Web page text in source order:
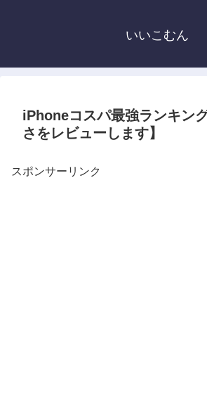
いいこむん
iPhoneコスパ最強ランキン
さをレビューします】
スポンサーリンク